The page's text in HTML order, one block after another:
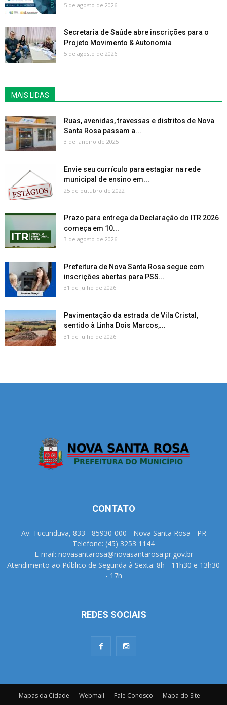
5 de agosto de 2026
Secretaria de Saúde abre inscrições para o
Projeto Movimento & Autonomia
5 de agosto de 2026
MAIS LIDAS
Ruas, avenidas, travessas e distritos de Nova
Santa Rosa passam a...
3 de janeiro de 2025
Envie seu currículo para estagiar na rede
municipal de ensino em...
25 de outubro de 2022
Prazo para entrega da Declaração do ITR 2026
começa em 10...
3 de agosto de 2026
Prefeitura de Nova Santa Rosa segue com
inscrições abertas para PSS...
31 de julho de 2026
Pavimentação da estrada de Vila Cristal,
sentido à Linha Dois Marcos,...
31 de julho de 2026
CONTATO
Av. Tucunduva, 833 - 85930-000 - Nova Santa Rosa - PR
Telefone: (45) 3253 1144
E-mail: novasantarosa@novasantarosa.pr.gov.br
Atendimento ao Público de Segunda à Sexta: 8h - 11h30 e 13h30
- 17h
REDES SOCIAIS
Mapas da Cidade Webmail Fale Conosco Mapa do Site